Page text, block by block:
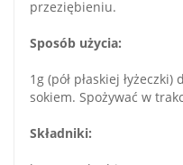
przeziębieniu.
Sposób użycia:
1g (pół płaskiej
sokiem. Spożywać w
Składniki: